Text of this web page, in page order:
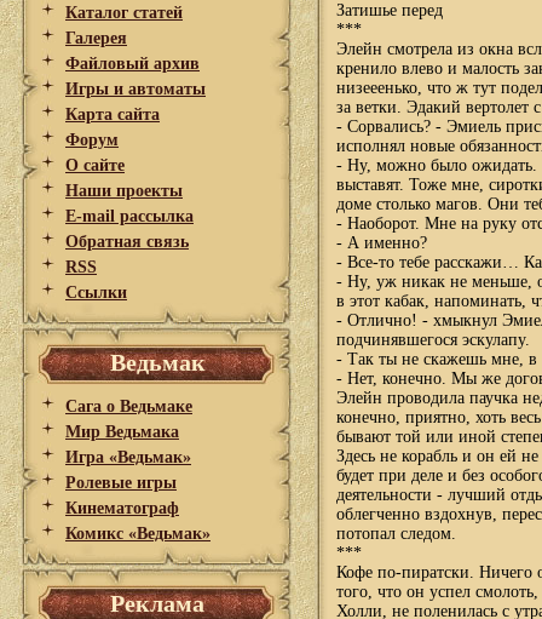
Каталог статей
Галерея
Файловый архив
Игры и автоматы
Карта сайта
Форум
О сайте
Наши проекты
E-mail рассылка
Обратная связь
RSS
Ссылки
Ведьмак
Сага о Ведьмаке
Мир Ведьмака
Игра «Ведьмак»
Ролевые игры
Кинематограф
Комикс «Ведьмак»
Реклама
Затишье перед
***
Элейн смотрела из окна
кренило влево и малость
низееенько, что ж тут
за ветки. Эдакий вертолет
- Сорвались? - Эмиель
исполнял новые
- Ну, можно было ожидать.
выставят. Тоже мне,
доме столько магов. Они
- Наоборот. Мне на руку
- А именно?
- Все-то тебе расскажи…
- Ну, уж никак не меньше,
в этот кабак, напоминать,
- Отлично! - хмыкнул
подчинявшегося эскулапу.
- Так ты не скажешь мне, в
- Нет, конечно. Мы же
Элейн проводила паучка
конечно, приятно, хоть
бывают той или иной
Здесь не корабль и он ей
будет при деле и без
деятельности - лучший
облегченно вздохнув,
потопал следом.
***
Кофе по-пиратски. Ничего
того, что он успел
Холли, не поленилась с